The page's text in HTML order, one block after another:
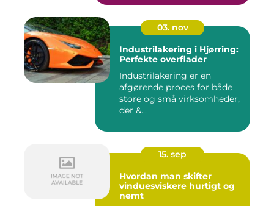
03. nov
Industrilakering i Hjørring:
Perfekte overflader
Industrilakering er en
afgørende proces for både
store og små virksomheder,
der &...
15. sep
Hvordan man skifter
vinduesviskere hurtigt og
nemt